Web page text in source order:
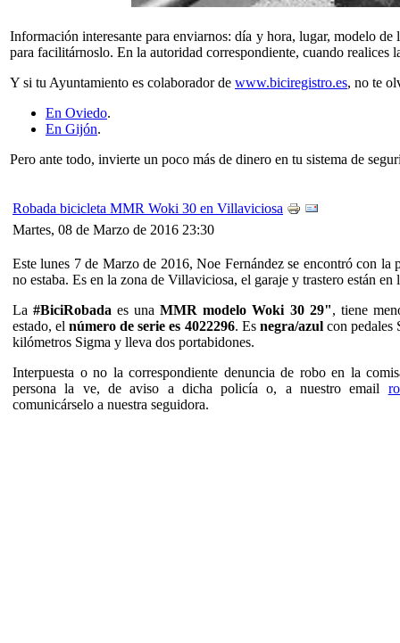
Información interesante para enviarnos: día y hora, lugar, modelo
para facilitárnoslo. En la autoridad correspondiente, cuando realices
Y si tu Ayuntamiento es colaborador de www.biciregistro.es, no te
En Oviedo.
En Gijón.
Pero ante todo, invierte un poco más de dinero en tu sistema de
Robada bicicleta MMR Woki 30 en Villaviciosa
Martes, 08 de Marzo de 2016 23:30
Este lunes 7 de Marzo de 2016, Noe Fernández se encontró con la
no estaba. Es en la zona de Villaviciosa, el garaje y trastero están
La#BiciRobada es unaMMR modelo Woki 30 29", tiene
estado, elnúmero de serie es 4022296. Es negra/azulcon pedales
kilómetros Sigma y lleva dos portabidones.
Interpuesta o no la correspondiente denuncia de robo en la
persona la ve, de aviso a dicha policía o, a nuestro email
comunicárselo a nuestra seguidora.